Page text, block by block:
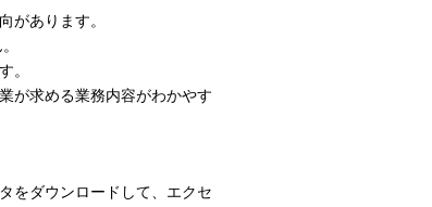
があります。
。
が求める業務内容がわかやす
をダウンロードして、エクセ